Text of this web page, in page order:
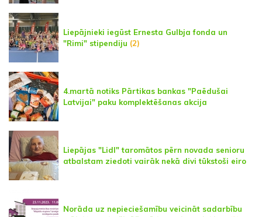
Liepājnieki iegūst Ernesta Gulbja fonda un
"Rimi" stipendiju (2)
4.martā notiks Pārtikas bankas "Paēdušai
Latvijai" paku komplektēšanas akcija
Liepājas "Lidl" taromātos pērn novada senioru
atbalstam ziedoti vairāk nekā divi tūkstoši eiro
Norāda uz nepieciešamību veicināt sadarbību